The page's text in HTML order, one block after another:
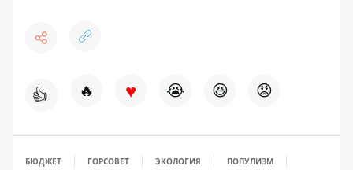
👍 🔥 ♥ 😭 😆 😡
БЮДЖЕТ ГОРСОВЕТ ЭКОЛОГИЯ
ПОПУЛИЗМ